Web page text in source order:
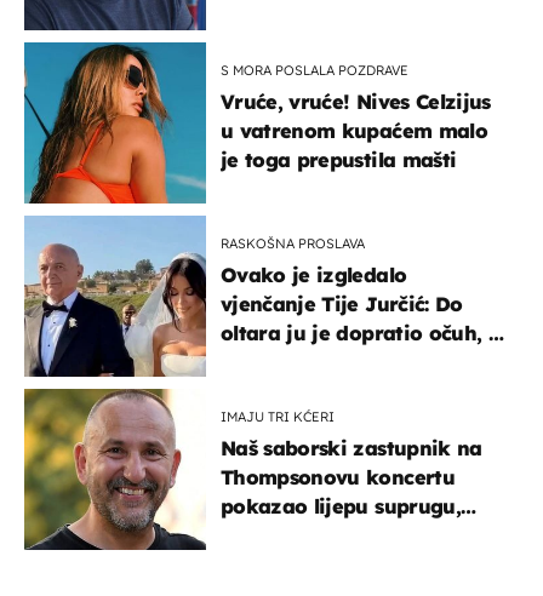
S MORA POSLALA POZDRAVE
Vruće, vruće! Nives Celzijus
u vatrenom kupaćem malo
je toga prepustila mašti
RASKOŠNA PROSLAVA
Ovako je izgledalo
vjenčanje Tije Jurčić: Do
oltara ju je dopratio očuh, a
IMAJU TRI KĆERI
Naš saborski zastupnik na
Thompsonovu koncertu
pokazao lijepu suprugu,